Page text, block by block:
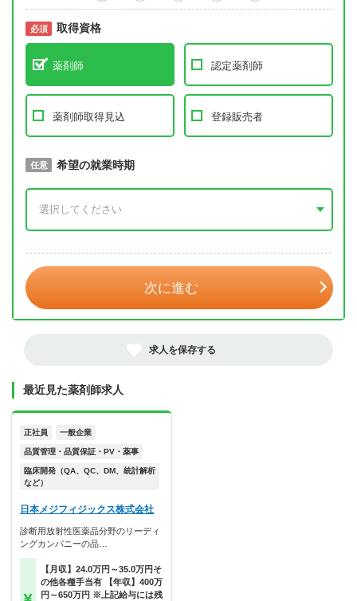
必須 取得資格
薬剤師 認定薬剤師
薬剤師取得見込 登録販売者
必須 取得予定年
任意 希望の就業時期
次に進む
求人を保存する
最近見た薬剤師求人
正社員 一般企業
品質管理・品質保証・PV・薬事
臨床開発（QA、QC、DM、統計解析
など）
日本メジフィジックス株式会社
診断用放射性医薬品分野のリーディ
ングカンパニーの品…
【月収】24.0万円～35.0万円そ
の他各種手当有 【年収】400万
円～650万円 ※上記給与には残